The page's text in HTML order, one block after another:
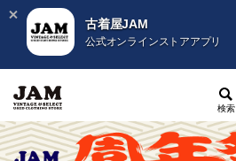
古着屋JAM
公式オンラインストアアプリ
検索